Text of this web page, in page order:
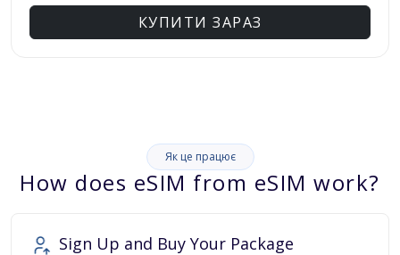
КУПИТИ ЗАРАЗ
Як це працює
How does eSIM from eSIM work?
Sign Up and Buy Your Package